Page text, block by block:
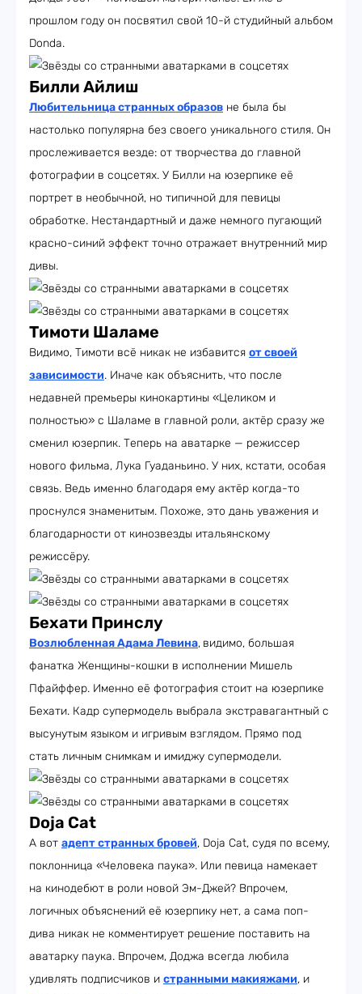
прошлом году он посвятил свой 10-й студийный альбом
Donda.
Билли Айлиш
Любительница странных образов не была бы
настолько популярна без своего уникального стиля. Он
прослеживается везде: от творчества до главной
фотографии в соцсетях. У Билли на юзерпике её
портрет в необычной, но типичной для певицы
обработке. Нестандартный и даже немного пугающий
красно-синий эффект точно отражает внутренний мир
дивы.
Тимоти Шаламе
Видимо, Тимоти всё никак не избавится от своей
зависимости. Иначе как объяснить, что после
недавней премьеры кинокартины «Целиком и
полностью» с Шаламе в главной роли, актёр сразу же
сменил юзерпик. Теперь на аватарке — режиссер
нового фильма, Лука Гуаданьино. У них, кстати, особая
связь. Ведь именно благодаря ему актёр когда-то
проснулся знаменитым. Похоже, это дань уважения и
благодарности от кинозвезды итальянскому
режиссёру.
Бехати Принслу
Возлюбленная Адама Левина, видимо, большая
фанатка Женщины-кошки в исполнении Мишель
Пфайффер. Именно её фотография стоит на юзерпике
Бехати. Кадр супермодель выбрала экстравагантный с
высунутым языком и игривым взглядом. Прямо под
стать личным снимкам и имиджу супермодели.
Doja Cat
А вот адепт странных бровей, Doja Cat, судя по всему,
поклонница «Человека паука». Или певица намекает
на кинодебют в роли новой Эм-Джей? Впрочем,
логичных объяснений её юзерпику нет, а сама поп-
дива никак не комментирует решение поставить на
аватарку паука. Впрочем, Доджа всегда любила
удивлять подписчиков и странными макияжами, и